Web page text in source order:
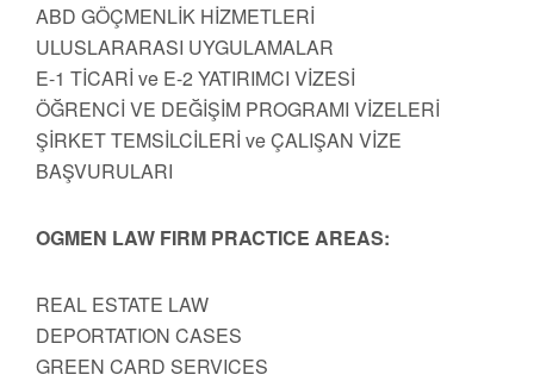
ABD GÖÇMENLİK HİZMETLERİ
ULUSLARARASI UYGULAMALAR
E-1 TİCARİ ve E-2 YATIRIMCI VİZESİ
ÖĞRENCİ VE DEĞİŞİM PROGRAMI VİZELERİ
ŞİRKET TEMSİLCİLERİ ve ÇALIŞAN VİZE
BAŞVURULARI
OGMEN LAW FIRM PRACTICE AREAS:
REAL ESTATE LAW
DEPORTATION CASES
GREEN CARD SERVICES